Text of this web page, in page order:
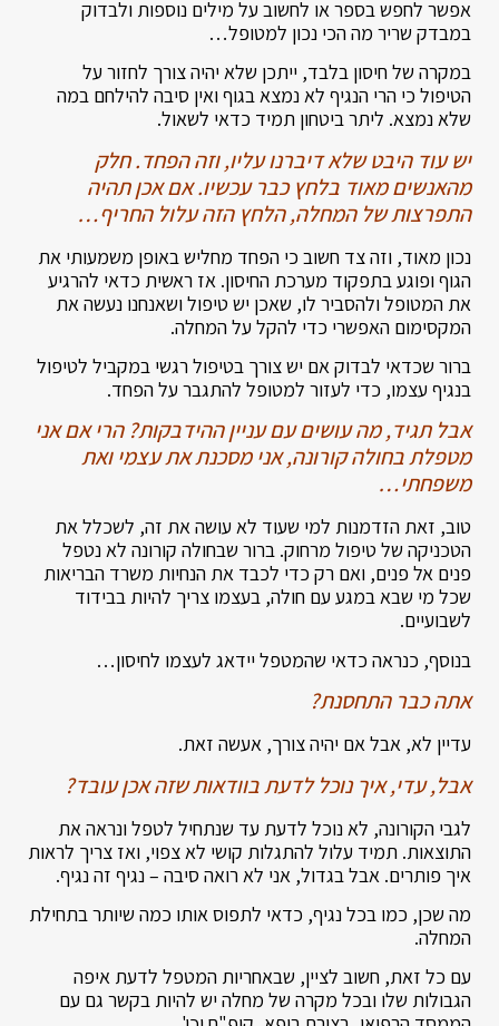
אפשר לחפש בספר או לחשוב על מילים נוספות ולבדוק
במבדק שריר מה הכי נכון למטופל…
במקרה של חיסון בלבד, ייתכן שלא יהיה צורך לחזור על
הטיפול כי הרי הנגיף לא נמצא בגוף ואין סיבה להילחם במה
שלא נמצא. ליתר ביטחון תמיד כדאי לשאול.
יש עוד היבט שלא דיברנו עליו, וזה הפחד. חלק
מהאנשים מאוד בלחץ כבר עכשיו. אם אכן תהיה
התפרצות של המחלה, הלחץ הזה עלול החריף…
נכון מאוד, וזה צד חשוב כי הפחד מחליש באופן משמעותי את
הגוף ופוגע בתפקוד מערכת החיסון. אז ראשית כדאי להרגיע
את המטופל ולהסביר לו, שאכן יש טיפול ושאנחנו נעשה את
המקסימום האפשרי כדי להקל על המחלה.
ברור שכדאי לבדוק אם יש צורך בטיפול רגשי במקביל לטיפול
בנגיף עצמו, כדי לעזור למטופל להתגבר על הפחד.
אבל תגיד, מה עושים עם עניין ההידבקות? הרי אם אני
מטפלת בחולה קורונה, אני מסכנת את עצמי ואת
משפחתי…
טוב, זאת הזדמנות למי שעוד לא עושה את זה, לשכלל את
הטכניקה של טיפול מרחוק. ברור שבחולה קורונה לא נטפל
פנים אל פנים, ואם רק כדי לכבד את הנחיות משרד הבריאות
שכל מי שבא במגע עם חולה, בעצמו צריך להיות בבידוד
לשבועיים.
בנוסף, כנראה כדאי שהמטפל יידאג לעצמו לחיסון…
אתה כבר התחסנת?
עדיין לא, אבל אם יהיה צורך, אעשה זאת.
אבל, עדי, איך נוכל לדעת בוודאות שזה אכן עובד?
לגבי הקורונה, לא נוכל לדעת עד שנתחיל לטפל ונראה את
התוצאות. תמיד עלול להתגלות קושי לא צפוי, ואז צריך לראות
איך פותרים. אבל בגדול, אני לא רואה סיבה – נגיף זה נגיף.
מה שכן, כמו בכל נגיף, כדאי לתפוס אותו כמה שיותר בתחילת
המחלה.
עם כל זאת, חשוב לציין, שבאחריות המטפל לדעת איפה
הגבולות שלו ובכל מקרה של מחלה יש להיות בקשר גם עם